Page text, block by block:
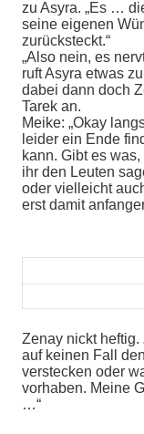
zu Asyra. „Es …
seine eigenen
zurücksteckt.“
„Also nein, es
ruft Asyra etwas
dabei dann doch
Tarek an.
Meike: „Okay
leider ein Ende
kann. Gibt es
ihr den Leuten
oder vielleicht
erst damit
Zenay nickt heftig.
auf keinen Fall
verstecken oder
vorhaben. Meine
…“